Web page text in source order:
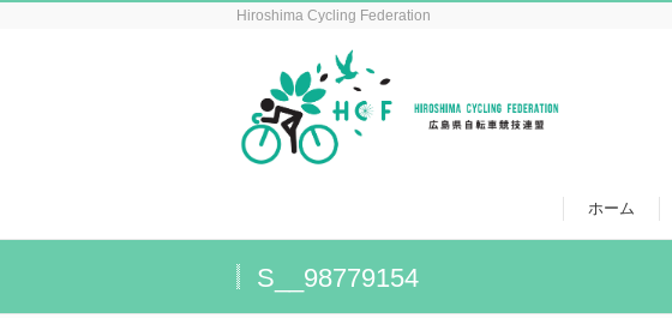
Hiroshima Cycling Federation
ホーム
S__98779154